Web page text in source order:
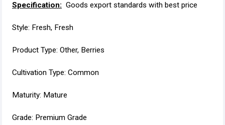
Specification: Goods export standards with best price
Style: Fresh, Fresh
Product Type: Other, Berries
Cultivation Type: Common
Maturity: Mature
Grade: Premium Grade